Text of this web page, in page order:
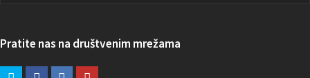
Pratite nas na društvenim mrežama